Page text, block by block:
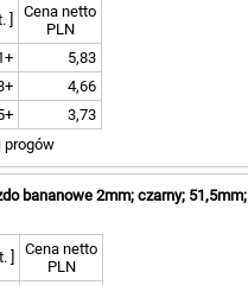
Cena netto
PLN
5,83
4,66
3,73
progów
bananowe 2mm; czarny; 51,5mm;
]
Cena netto
PLN